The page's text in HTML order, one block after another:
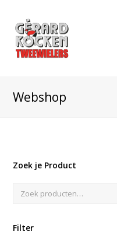
Webshop
Zoek je Product
Filter